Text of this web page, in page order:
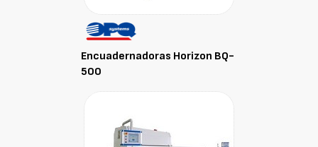
Encuadernadoras Horizon BQ-
500